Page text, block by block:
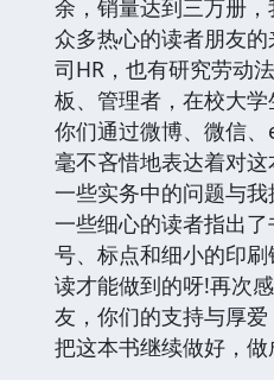
余，销量达到三万册
众多热心的读者朋友
司HR，也有研究劳动
板、管理者，在校大学
你们通过微博、微信
毫不吝惜地表达着对
一些实务中的问题与我
一些细心的读者指出
号、标点和细小的印
读才能做到的呀!再次
友，你们的支持与厚
把这本书继续做好，